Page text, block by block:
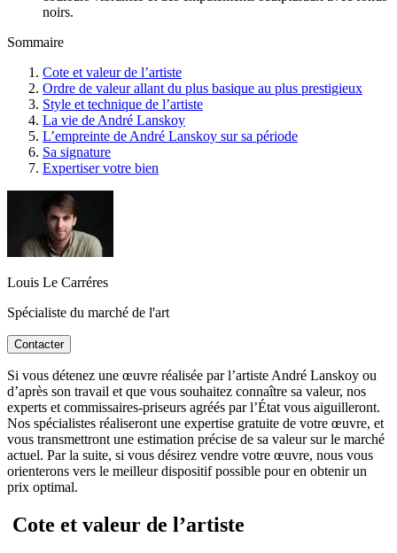
noirs.
Sommaire
Cote et valeur de l’artiste
Ordre de valeur allant du plus basique au plus prestigieux
Style et technique de l’artiste
La vie de André Lanskoy
L’empreinte de André Lanskoy sur sa période
Sa signature
Expertiser votre bien
Louis Le Carréres
Spécialiste du marché de l'art
Contacter
Si vous détenez une œuvre réalisée par l’artiste André Lanskoy ou
d’après son travail et que vous souhaitez connaître sa valeur, nos
experts et commissaires-priseurs agréés par l’État vous aiguilleront.
Nos spécialistes réaliseront une expertise gratuite de votre œuvre, et
vous transmettront une estimation précise de sa valeur sur le marché
actuel. Par la suite, si vous désirez vendre votre œuvre, nous vous
orienterons vers le meilleur dispositif possible pour en obtenir un
prix optimal.
Cote et valeur de l’artiste